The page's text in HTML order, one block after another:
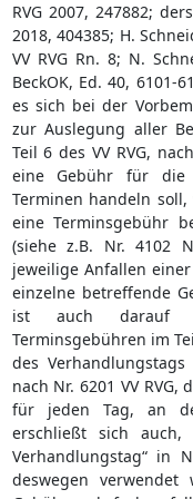
RVG 2007, 247882;
2018, 404385; H.
VV RVG Rn. 8; N.
BeckOK, Ed. 40, 6101-
es sich bei der
zur Auslegung aller
Teil 6 des VV RVG,
eine Gebühr für die
Terminen handeln
eine Terminsgebühr
(siehe z.B. Nr. 4102
jeweilige Anfallen
einzelne betreffende
ist auch darauf
Terminsgebühren im
des
nach Nr. 6201 VV
für jeden Tag, an
erschließt sich auch,
Verhandlungstag“ in
deswegen